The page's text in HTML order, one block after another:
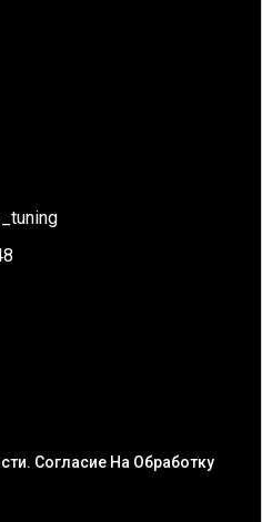
Согласие На Обработку